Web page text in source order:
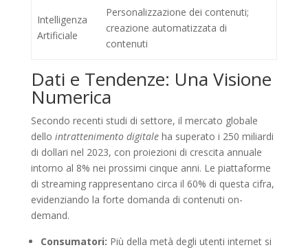
Intelligenza
Artificiale
Personalizzazione dei contenuti;
creazione automatizzata di
contenuti
Dati e Tendenze: Una Visione
Numerica
Secondo recenti studi di settore, il mercato globale
dello intrattenimento digitaleha superato i 250 miliardi
di dollari nel 2023, con proiezioni di crescita annuale
intorno al 8% nei prossimi cinque anni. Le piattaforme
di streaming rappresentano circa il 60% di questa cifra,
evidenziando la forte domanda di contenuti on-
demand.
Consumatori: Più della metà degli utenti internet si